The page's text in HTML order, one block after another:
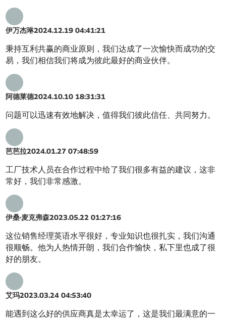
伊万杰琳2024.12.19 04:41:21
秉持互利共赢的商业原则，我们达成了一次愉快而成功的交
易，我们相信我们将成为彼此最好的商业伙伴。
阿德莱德2024.10.10 18:31:31
问题可以迅速有效地解决，值得我们彼此信任、共同努力。
芭芭拉2024.01.27 07:48:59
工厂技术人员在合作过程中给了我们很多有益的建议，这非
常好，我们非常感激。
伊桑·麦克弗森2023.05.22 01:27:16
这位销售经理英语水平很好，专业知识也很扎实，我们沟通
很顺畅。他为人热情开朗，我们合作愉快，私下里也成了很
好的朋友。
艾玛2023.03.24 04:53:40
能遇到这么好的供应商真是太幸运了，这是我们最满意的一